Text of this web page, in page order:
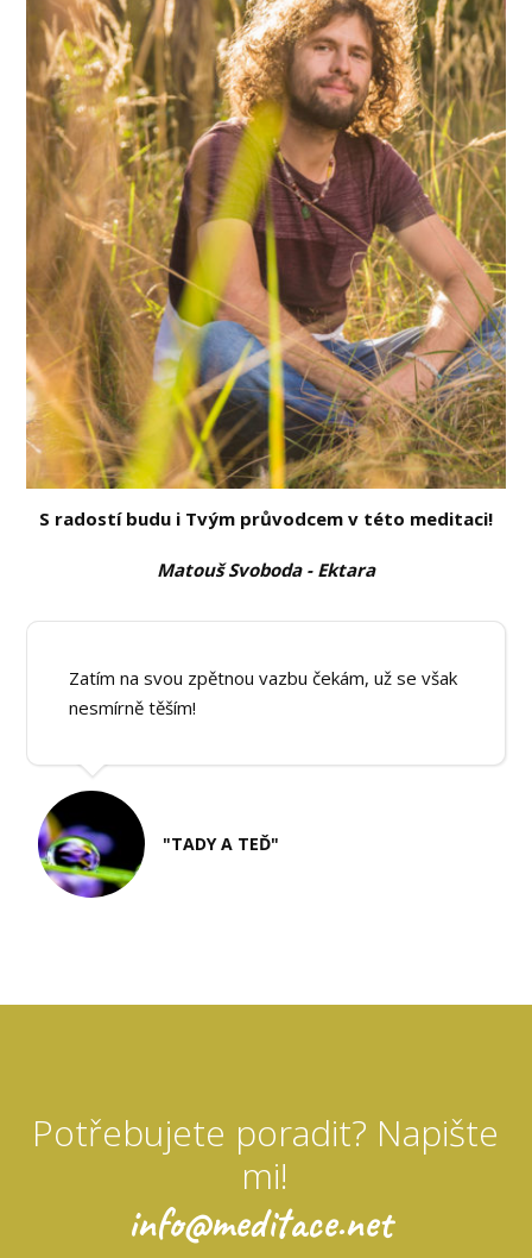
S radostí budu i Tvým průvodcem v této meditaci!
Matouš Svoboda - Ektara
Zatím na svou zpětnou vazbu čekám, už se však
nesmírně těším!
"TADY A TEĎ"
Potřebujete poradit? Napište
mi!
info@meditace.net